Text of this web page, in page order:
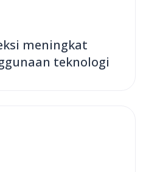
meningkat
teknologi